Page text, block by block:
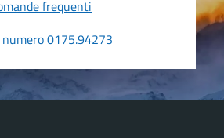
frequenti
0175.94273